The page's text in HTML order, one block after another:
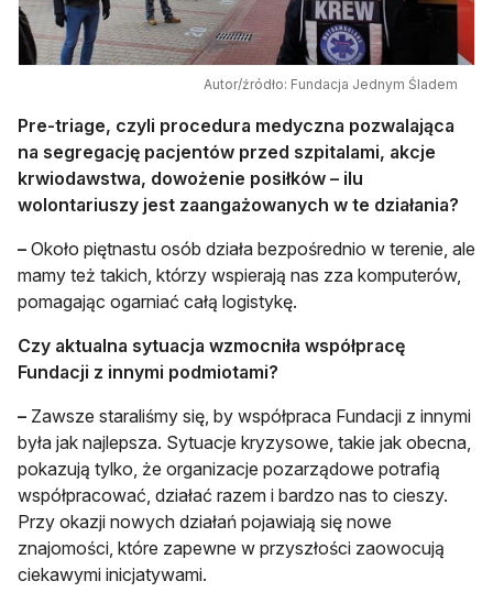
Autor/źródło: Fundacja Jednym Śladem
Pre-triage, czyli procedura medyczna pozwalająca
na segregację pacjentów przed szpitalami, akcje
krwiodawstwa, dowożenie posiłków – ilu
wolontariuszy jest zaangażowanych w te działania?
– Około piętnastu osób działa bezpośrednio w terenie, ale
mamy też takich, którzy wspierają nas zza komputerów,
pomagając ogarniać całą logistykę.
Czy aktualna sytuacja wzmocniła współpracę
Fundacji z innymi podmiotami?
– Zawsze staraliśmy się, by współpraca Fundacji z innymi
była jak najlepsza. Sytuacje kryzysowe, takie jak obecna,
pokazują tylko, że organizacje pozarządowe potrafią
współpracować, działać razem i bardzo nas to cieszy.
Przy okazji nowych działań pojawiają się nowe
znajomości, które zapewne w przyszłości zaowocują
ciekawymi inicjatywami.